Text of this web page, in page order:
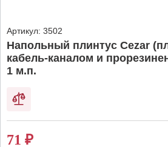
Артикул: 3502
Напольный плинтус Cezar
кабель-каналом и
1 м.п.
71 ₽